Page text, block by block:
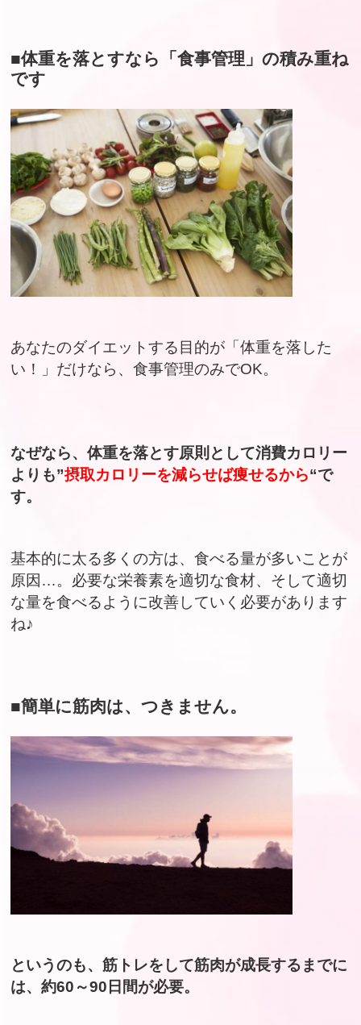
■体重を落とすなら「食事管理」の積み重ね
です
あなたのダイエットする目的が「体重を落した
い！」だけなら、食事管理のみでOK。
なぜなら、体重を落とす原則として消費カロリー
よりも”摂取カロリーを減らせば痩せるから“で
す。
基本的に太る多くの方は、食べる量が多いことが
原因…。必要な栄養素を適切な食材、そして適切
な量を食べるように改善していく必要があります
ね♪
■簡単に筋肉は、つきません。
というのも、筋トレをして筋肉が成長するまでに
は、約60～90日間が必要。